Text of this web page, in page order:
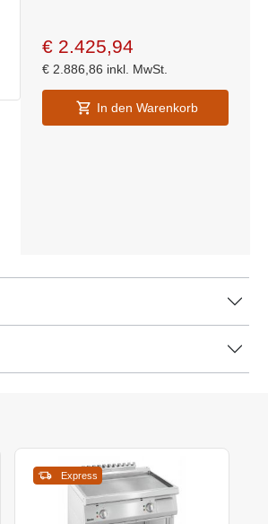
€ 2.425,94
€ 2.886,86 inkl. MwSt.
In den Warenkorb
Express